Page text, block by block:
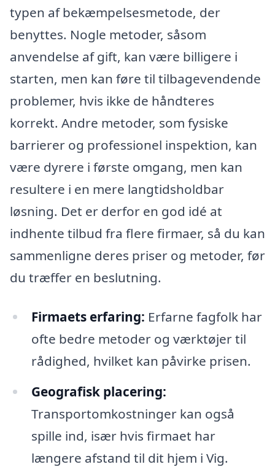
typen af bekæmpelsesmetode, der
benyttes. Nogle metoder, såsom
anvendelse af gift, kan være billigere i
starten, men kan føre til tilbagevendende
problemer, hvis ikke de håndteres
korrekt. Andre metoder, som fysiske
barrierer og professionel inspektion, kan
være dyrere i første omgang, men kan
resultere i en mere langtidsholdbar
løsning. Det er derfor en god idé at
indhente tilbud fra flere firmaer, så du kan
sammenligne deres priser og metoder, før
du træffer en beslutning.
Firmaets erfaring: Erfarne fagfolk har
ofte bedre metoder og værktøjer til
rådighed, hvilket kan påvirke prisen.
Geografisk placering:
Transportomkostninger kan også
spille ind, især hvis firmaet har
længere afstand til dit hjem i Vig.